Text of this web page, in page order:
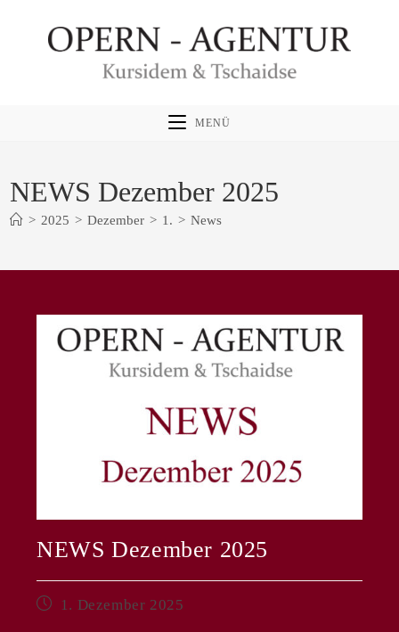
MENÜ
NEWS Dezember 2025
> 2025 > Dezember > 1. > News
NEWS Dezember 2025
Beitrag1. Dezember 2025